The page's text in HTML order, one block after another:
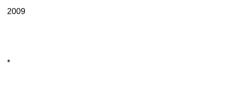
2009
*